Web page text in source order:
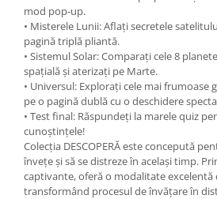
mod pop-up.
• Misterele Lunii: Aflați secretele
pagină triplă pliantă.
• Sistemul Solar: Comparați cele 8
spațială și aterizați pe Marte.
• Universul: Explorați cele mai frumoase
pe o pagină dublă cu o deschidere
• Test final: Răspundeți la marele quiz
cunoștințele!
Colecția DESCOPERĂ este concepută
învețe și să se distreze în același timp.
captivante, oferă o modalitate excelentă
transformând procesul de învățare în